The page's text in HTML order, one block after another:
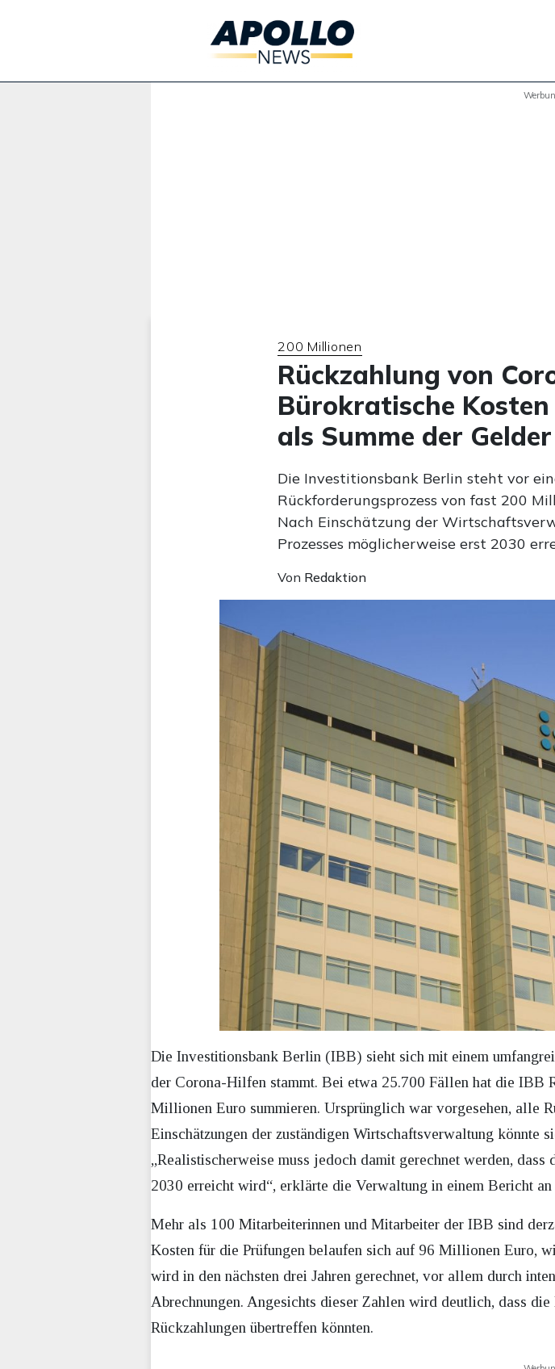
200 Millionen
Rückzahlung von
Bürokratische
als Summe der Gelder
Die Investitionsbank Berlin steht vor
Rückforderungsprozess von fast 200
Nach Einschätzung der
Prozesses möglicherweise erst 2030
Von Redaktion
Die Investitionsbank Berlin (IBB) sieht sich mit einem
der Corona-Hilfen stammt. Bei etwa 25.700 Fällen hat die IBB
Millionen Euro summieren. Ursprünglich war vorgesehen, alle
Einschätzungen der zuständigen Wirtschaftsverwaltung könnte
„Realistischerweise muss jedoch damit gerechnet werden,
2030 erreicht wird“, erklärte die Verwaltung in einem Bericht an
Mehr als 100 Mitarbeiterinnen und Mitarbeiter der IBB sind
Kosten für die Prüfungen belaufen sich auf 96 Millionen Euro,
wird in den nächsten drei Jahren gerechnet, vor allem durch
Abrechnungen. Angesichts dieser Zahlen wird deutlich, dass
Rückzahlungen übertreffen könnten.